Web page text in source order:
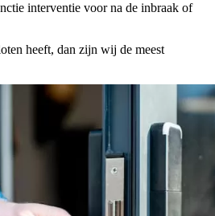
interventie voor na de inbraak of
heeft, dan zijn wij de meest